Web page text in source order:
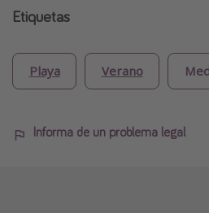
Etiquetas
Playa Verano
Informa de un problema legal